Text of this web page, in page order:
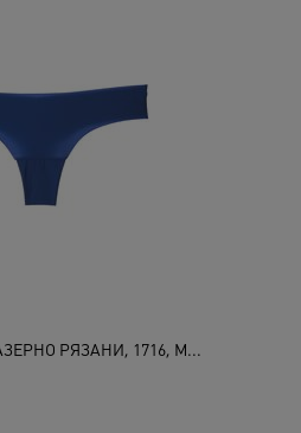
РЯЗАНИ, 1716, М...